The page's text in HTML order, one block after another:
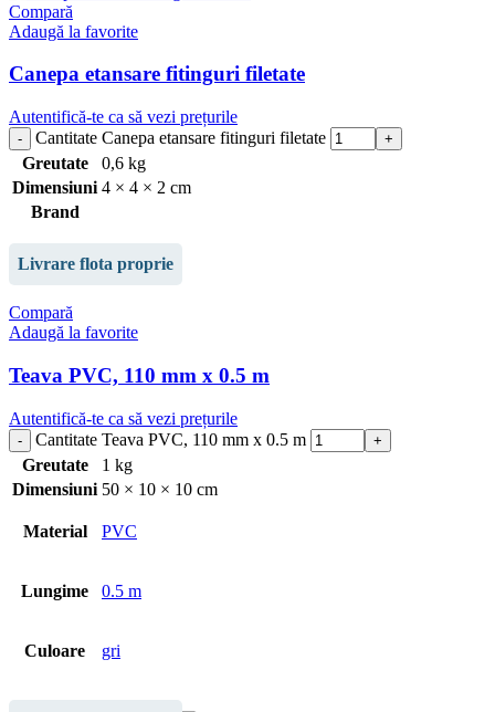
Compară
Adaugă la favorite
Canepa etansare fitinguri filetate
Autentifică-te ca să vezi prețurile
Cantitate Canepa etansare fitinguri filetate
Greutate
0,6 kg
Dimensiuni 4 × 4 × 2 cm
Brand
Livrare flota proprie
Compară
Adaugă la favorite
Teava PVC, 110 mm x 0.5 m
Autentifică-te ca să vezi prețurile
Cantitate Teava PVC, 110 mm x 0.5 m
Greutate
1 kg
Dimensiuni 50 × 10 × 10 cm
Material PVC
Lungime 0.5 m
Culoare gri